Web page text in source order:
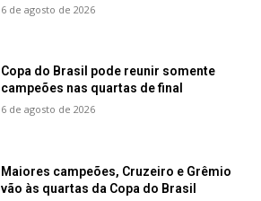
6 de agosto de 2026
Copa do Brasil pode reunir somente
campeões nas quartas de final
6 de agosto de 2026
Maiores campeões, Cruzeiro e Grêmio
vão às quartas da Copa do Brasil